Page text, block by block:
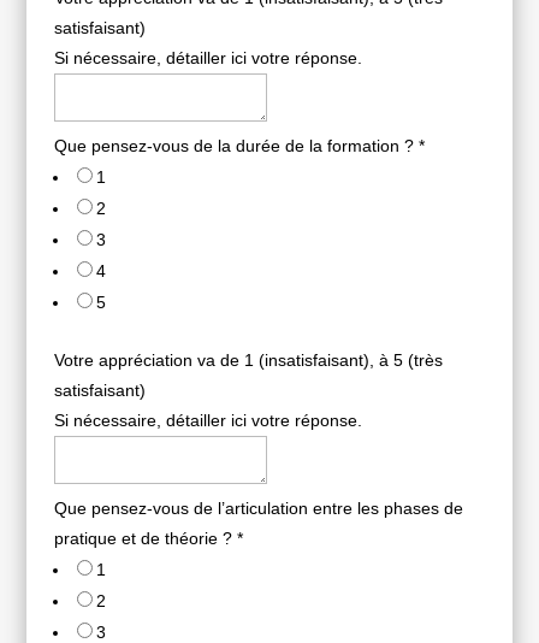
satisfaisant)
Si nécessaire, détailler ici votre réponse.
Que pensez-vous de la durée de la formation ? *
1
2
3
4
5
Votre appréciation va de 1 (insatisfaisant), à 5 (très
satisfaisant)
Si nécessaire, détailler ici votre réponse.
Que pensez-vous de l’articulation entre les phases de
pratique et de théorie ? *
1
2
3